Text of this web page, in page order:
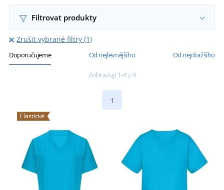
Filtrovat produkty
Zrušit vybrané filtry (1)
Doporučujeme Od nejlevnějšího Od nejdražšího
Zobrazuji 1-4 z 4
1
Elastické